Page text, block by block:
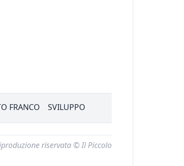
FRANCO SVILUPPO
riservata © Il Piccolo